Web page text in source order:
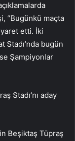
“Bugünkü maçta
etti. İki
Stadı’nda bugün
Şampiyonlar
Stadı’nı aday
Beşiktaş Tüpraş